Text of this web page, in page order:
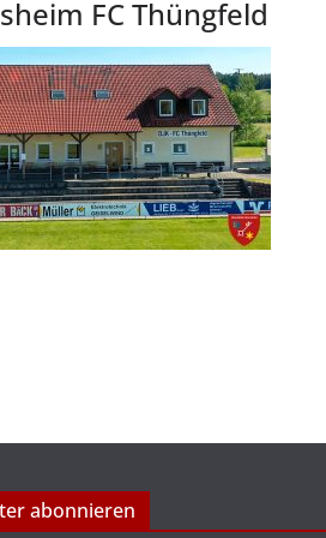
FC Thüngfeld
abonnieren